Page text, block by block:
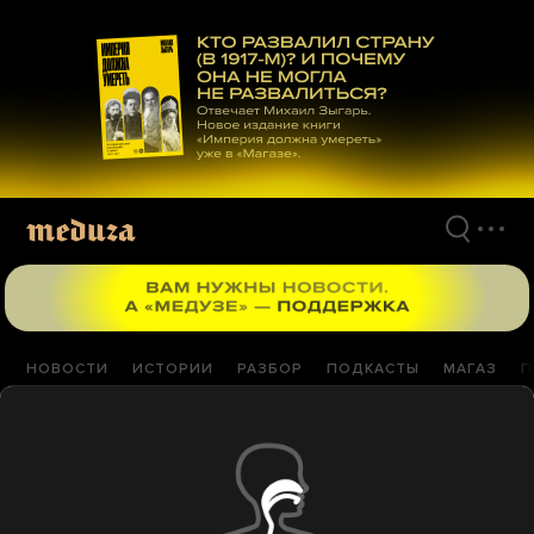
материалам
НОВОСТИ ИСТОРИИ РАЗБОР ПОДКАСТЫ МАГАЗ